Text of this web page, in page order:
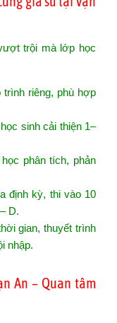
trội mà lớp học
riêng, phù hợp
sinh cải thiện 1–
phân tích, phản
định kỳ, thi vào 10
D.
gian, thuyết trình
nhập.
An – Quan tâm